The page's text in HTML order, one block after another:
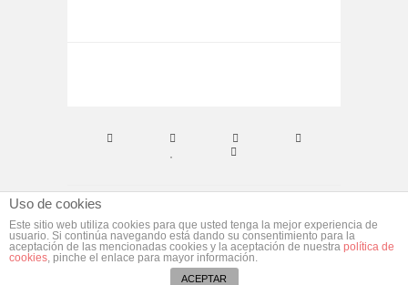
© ebym. Todos los derechos reservados.Aviso
Legal
Desarrollado pormorgan media
Uso de cookies
Este sitio web utiliza cookies para que usted tenga la mejor experiencia de
usuario. Si continúa navegando está dando su consentimiento para la
aceptación de las mencionadas cookies y la aceptación de nuestra política de
cookies, pinche el enlace para mayor información.
ACEPTAR